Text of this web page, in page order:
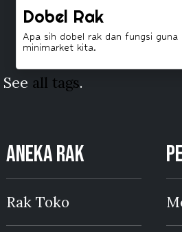
Dobel Rak
Apa sih dobel rak dan fungsi
minimarket kita.
See all tags.
ANEKA RAK
Rak Toko